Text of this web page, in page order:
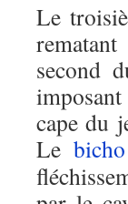
Le
second
cape du
Lebicho